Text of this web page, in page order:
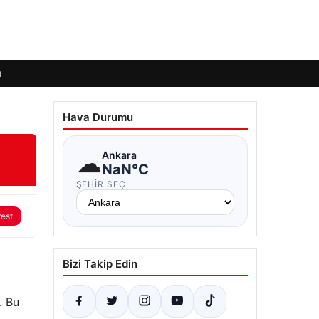
Bu
Hava Durumu
☁Ankara
NaN°C
ŞEHIR SEÇ
Bizi Takip Edin